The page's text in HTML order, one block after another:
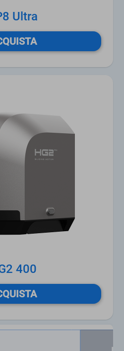
Ultra
400